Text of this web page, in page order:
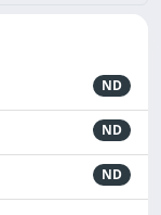
ND
ND
ND